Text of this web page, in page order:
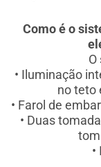
Como é o
• Iluminação
no teto
• Farol de
• Duas